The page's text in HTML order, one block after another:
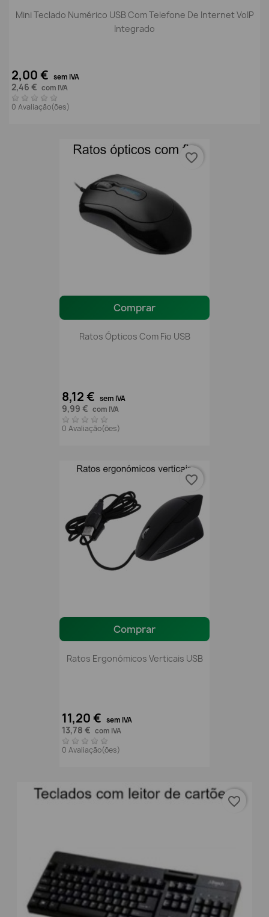
Mini Teclado Numérico USB Com Telefone De Internet VoIP
Integrado
2,00 € sem IVA
2,46 € com IVA
0 Avaliação(ões)
Comprar
Ratos Ópticos Com Fio USB
8,12 € sem IVA
9,99 € com IVA
0 Avaliação(ões)
favorite_border
Comprar
Ratos Ergonómicos Verticais USB
11,20 € sem IVA
13,78 € com IVA
0 Avaliação(ões)
favorite_border
favorite_border